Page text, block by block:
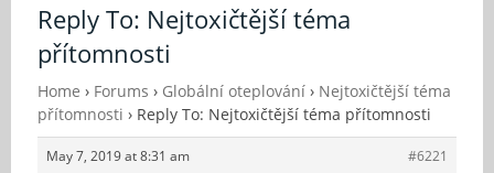
O Nezvědavci
Reply To: Nejtoxičtější téma
přítomnosti
Home › Forums › Globální oteplování › Nejtoxičtější téma
přítomnosti › Reply To: Nejtoxičtější téma přítomnosti
May 7, 2019 at 8:31 am
#6221